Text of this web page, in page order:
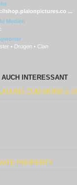
shop.plaionpictures.co ...
Medien
• Drogen • Clan
AUCH INTERESSANT
ZUM MORD 2:
PROPERTY